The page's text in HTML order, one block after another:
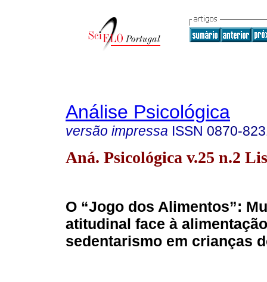
Análise Psicológica
versão impressa ISSN 0870-
Aná. Psicológica v.25 n.2
O “Jogo dos Alimentos”:
atitudinal face à
sedentarismo em crianças